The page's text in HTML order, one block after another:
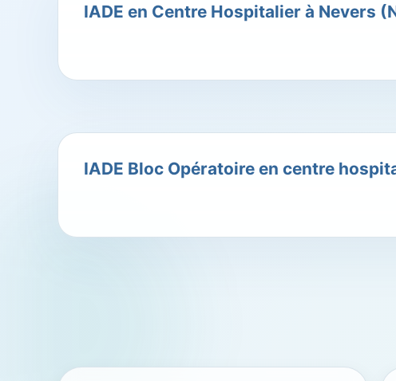
IADE en Centre Hospitalier à Nevers
IADE Bloc Opératoire en centre